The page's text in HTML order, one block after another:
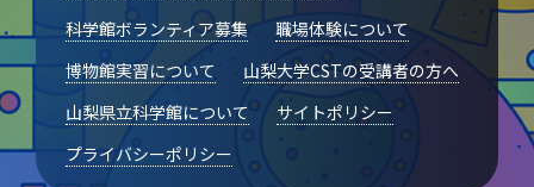
科学館ボランティア募集
職場体験について
博物館実習について
山梨大学CSTの受講者の方へ
山梨県立科学館について
サイトポリシー
プライバシーポリシー